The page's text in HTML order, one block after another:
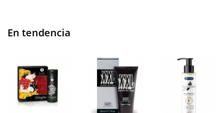
En tendencia